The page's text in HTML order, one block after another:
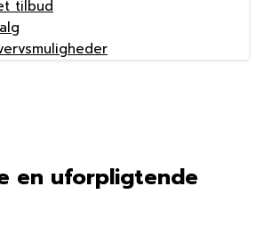
tilbud
en uforpligtende